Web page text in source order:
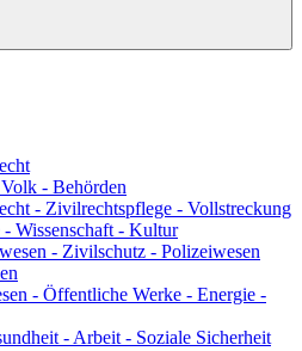
- Behörden
- Zivilrechtspflege - Vollstreckung
Wissenschaft - Kultur
- Zivilschutz - Polizeiwesen
- Öffentliche Werke - Energie -
- Arbeit - Soziale Sicherheit